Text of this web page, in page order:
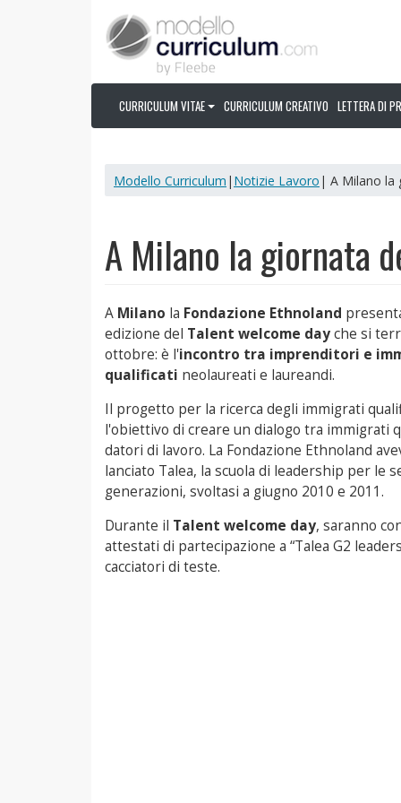
CURRICULUM VITAE CURRICULUM CREATIVO LETTERA DI
Modello Curriculum | Notizie Lavoro | A Milano la
A Milano la giornata
A Milano la Fondazione Ethnoland
edizione del Talent welcome dayche si
ottobre: è l'incontro tra imprenditori e
qualificati neolaureati e laureandi.
Il progetto per la ricerca degli immigrati
l'obiettivo di creare un dialogo tra immigrati
datori di lavoro. La Fondazione Ethnoland
lanciato Talea, la scuola di leadership per le
generazioni, svoltasi a giugno 2010 e 2011.
Durante il Talent welcome day, saranno
attestati di partecipazione a “Talea G2
cacciatori di teste.